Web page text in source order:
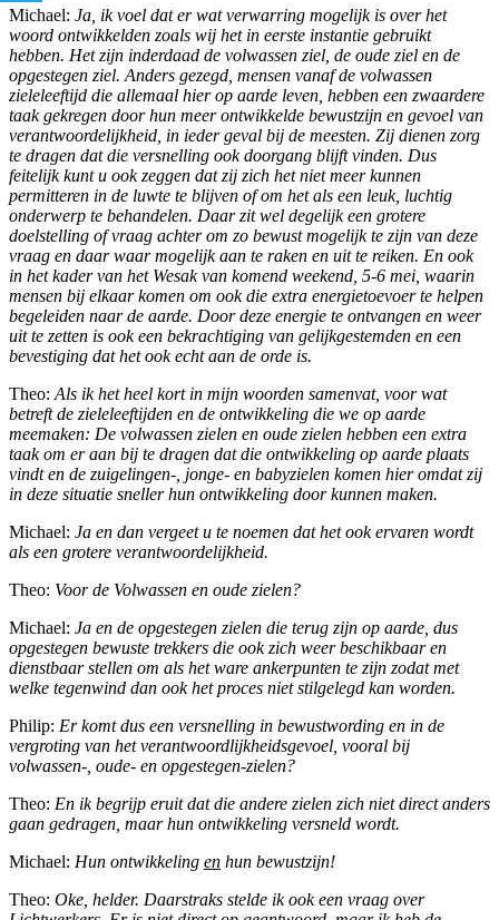
Michael: Ja, ik voel dat er wat verwarring mogelijk is over het
woord ontwikkelden zoals wij het in eerste instantie gebruikt
hebben. Het zijn inderdaad de volwassen ziel, de oude ziel en de
opgestegen ziel. Anders gezegd, mensen vanaf de volwassen
zieleleeftijd die allemaal hier op aarde leven, hebben een zwaardere
taak gekregen door hun meer ontwikkelde bewustzijn en gevoel van
verantwoordelijkheid, in ieder geval bij de meesten. Zij dienen zorg
te dragen dat die versnelling ook doorgang blijft vinden. Dus
feitelijk kunt u ook zeggen dat zij zich het niet meer kunnen
permitteren in de luwte te blijven of om het als een leuk, luchtig
onderwerp te behandelen. Daar zit wel degelijk een grotere
doelstelling of vraag achter om zo bewust mogelijk te zijn van deze
vraag en daar waar mogelijk aan te raken en uit te reiken. En ook
in het kader van het Wesak van komend weekend, 5-6 mei, waarin
mensen bij elkaar komen om ook die extra energietoevoer te helpen
begeleiden naar de aarde. Door deze energie te ontvangen en weer
uit te zetten is ook een bekrachtiging van gelijkgestemden en een
bevestiging dat het ook echt aan de orde is.
Theo:Als ik het heel kort in mijn woorden samenvat, voor wat
betreft de zieleleeftijden en de ontwikkeling die we op aarde
meemaken: De volwassen zielen en oude zielen hebben een extra
taak om er aan bij te dragen dat die ontwikkeling op aarde plaats
vindt en de zuigelingen-, jonge- en babyzielen komen hier omdat zij
in deze situatie sneller hun ontwikkeling door kunnen maken.
Michael: Ja en dan vergeet u te noemen dat het ook ervaren wordt
als een grotere verantwoordelijkheid.
Theo: Voor de Volwassen en oude zielen?
Michael: Ja en de opgestegen zielen die terug zijn op aarde, dus
opgestegen bewuste trekkers die ook zich weer beschikbaar en
dienstbaar stellen om als het ware ankerpunten te zijn zodat met
welke tegenwind dan ook het proces niet stilgelegd kan worden.
Philip: Er komt dus een versnelling in bewustwording en in de
vergroting van het verantwoordlijkheidsgevoel, vooral bij
volwassen-, oude- en opgestegen-zielen?
Theo: En ik begrijp eruit dat die andere zielen zich niet direct anders
gaan gedragen, maar hun ontwikkeling versneld wordt.
Michael: Hun ontwikkeling en hun bewustzijn!
Theo: Oke, helder. Daarstraks stelde ik ook een vraag over